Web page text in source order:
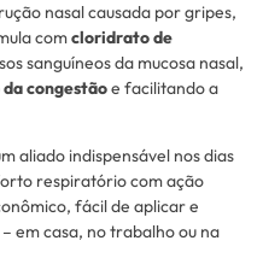
nasal causada por gripes,
comcloridrato de
sanguíneos da mucosa nasal,
congestãoe facilitando a
aliado indispensável nos dias
respiratório com ação
fácil de aplicar e
em casa, no trabalho ou na